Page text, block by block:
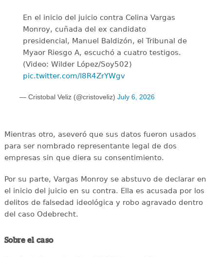
En el inicio del juicio contra Celina Vargas
Monroy, cuñada del ex candidato
presidencial, Manuel Baldizón, el Tribunal de
Myaor Riesgo A, escuchó a cuatro testigos.
(Video: Wilder López/Soy502)
pic.twitter.com/l8R4ZrYWgv
— Cristobal Veliz (@cristoveliz) July 6, 2026
Mientras otro, aseveró que sus datos fueron usados
para ser nombrado representante legal de dos
empresas sin que diera su consentimiento.
Por su parte, Vargas Monroy se abstuvo de declarar en
el inicio del juicio en su contra. Ella es acusada por los
delitos de falsedad ideológica y robo agravado dentro
del caso Odebrecht.
Sobre el caso